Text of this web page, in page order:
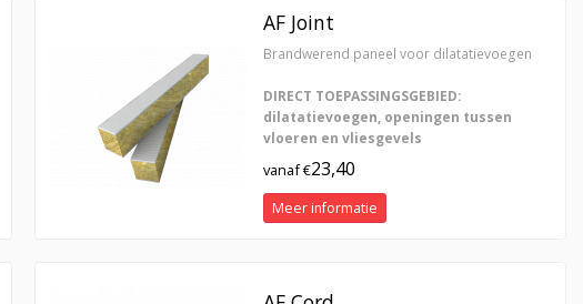
AF Joint
Brandwerend paneel voor dilatatievoegen
DIRECT TOEPASSINGSGEBIED:
dilatatievoegen, openingen tussen
vloeren en vliesgevels
vanaf €23,40
Meer informatie